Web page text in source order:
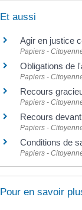
Et aussi
Agir en justice
Papiers -
Obligations de
Papiers -
Recours
Papiers -
Recours
Papiers -
Conditions de
Papiers -
Pour en savoir